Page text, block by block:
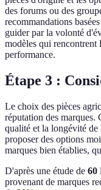
des forums ou des
recommandations
guider par la volonté
modèles qui rencontrent
performance.
Étape 3 :
Le choix des pièces
réputation des marques.
qualité et la longévité de
proposer des options
marques bien établies,
D'après une étude de 60
provenant de marques